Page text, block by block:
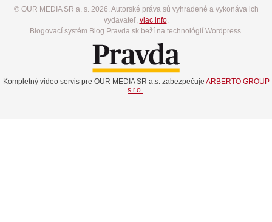
© OUR MEDIA SR a. s. 2026. Autorské práva sú vyhradené a vykonáva ich
vydavateľ, viac info.
Blogovací systém Blog.Pravda.sk beží na technológií Wordpress.
Kompletný video servis pre OUR MEDIA SR a.s. zabezpečuje ARBERTO GROUP
s.r.o..